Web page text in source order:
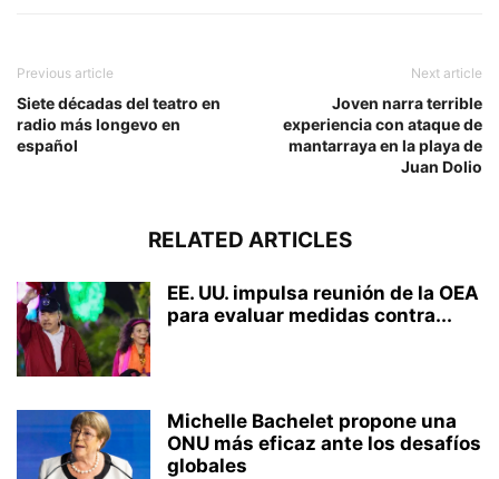
Previous article
Siete décadas del teatro en
radio más longevo en
español
Next article
Joven narra terrible
experiencia con ataque de
mantarraya en la playa de
Juan Dolio
RELATED ARTICLES
EE. UU. impulsa reunión de la OEA
para evaluar medidas contra...
Michelle Bachelet propone una
ONU más eficaz ante los desafíos
globales